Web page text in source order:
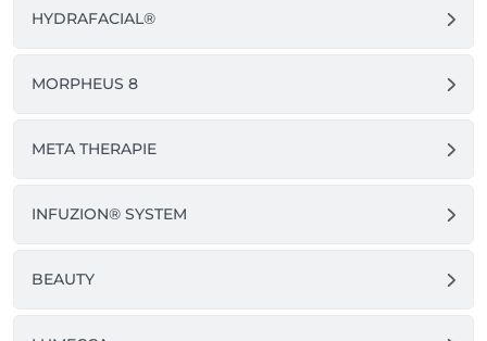
HYDRAFACIAL®
MORPHEUS 8
META THERAPIE
INFUZION® SYSTEM
BEAUTY